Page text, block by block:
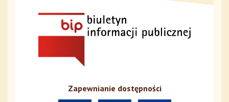
Zapewnianie dostępności